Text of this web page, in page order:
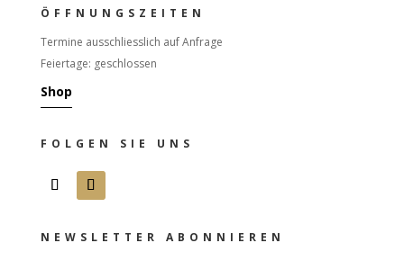
ÖFFNUNGSZEITEN
Termine ausschliesslich auf Anfrage
Feiertage: geschlossen
Shop
FOLGEN SIE UNS
NEWSLETTER ABONNIEREN